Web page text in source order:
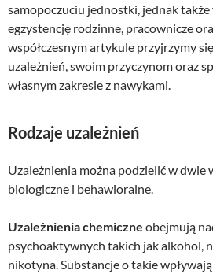
samopoczuciu jednostki, jednak także
egzystencję rodzinne, pracownicze
współczesnym artykule przyjrzymy
uzależnień, swoim przyczynom oraz
własnym zakresie z nawykami.
Rodzaje uzależnień
Uzależnienia można podzielić w dwie
biologiczne i behawioralne.
Uzależnienia chemiczne obejmują
psychoaktywnych takich jak alkohol,
nikotyna. Substancje o takie